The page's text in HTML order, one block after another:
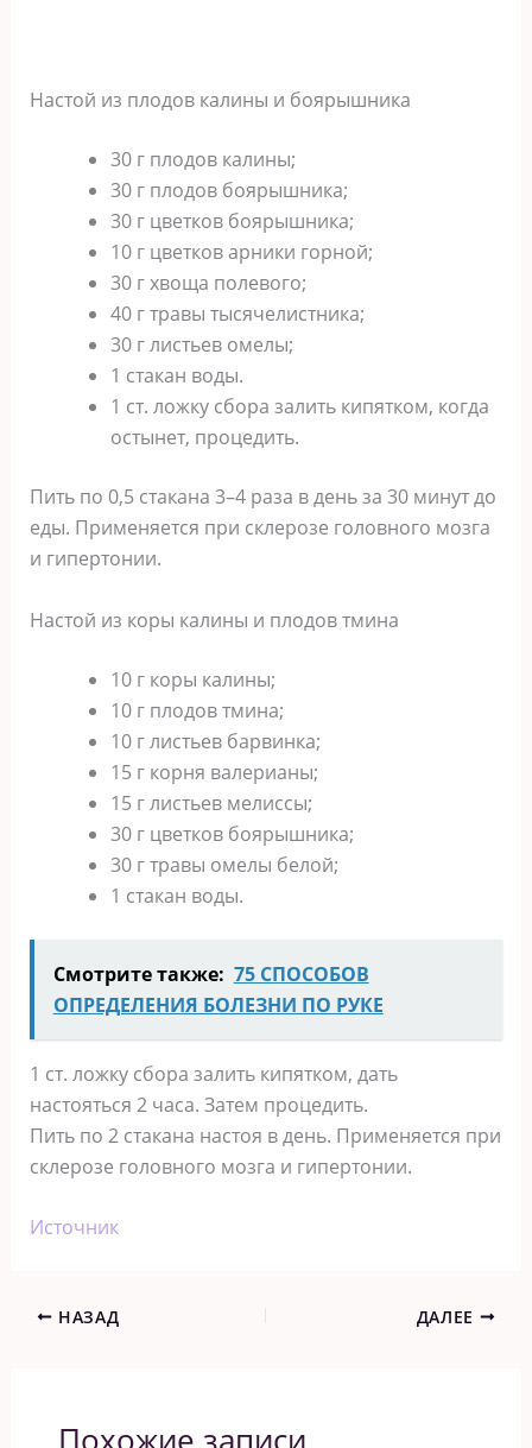
Настой из плодов калины и боярышника
30 г плодов калины;
30 г плодов боярышника;
30 г цветков боярышника;
10 г цветков арники горной;
30 г хвоща полевого;
40 г травы тысячелистника;
30 г листьев омелы;
1 стакан воды.
1 ст. ложку сбора залить кипятком, когда
остынет, процедить.
Пить по 0,5 стакана 3–4 раза в день за 30 минут до
еды. Применяется при склерозе головного мозга
и гипертонии.
Настой из коры калины и плодов тмина
10 г коры калины;
10 г плодов тмина;
10 г листьев барвинка;
15 г корня валерианы;
15 г листьев мелиссы;
30 г цветков боярышника;
30 г травы омелы белой;
1 стакан воды.
Смотрите также: 75 СПОСОБОВ
ОПРЕДЕЛЕНИЯ БОЛЕЗНИ ПО РУКЕ
1 ст. ложку сбора залить кипятком, дать
настояться 2 часа. Затем процедить.
Пить по 2 стакана настоя в день. Применяется при
склерозе головного мозга и гипертонии.
Источник
НАЗАД ДАЛЕЕ